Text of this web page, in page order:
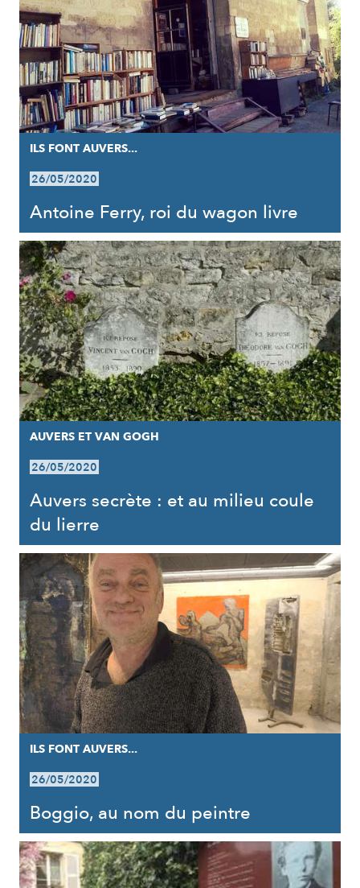
ILS FONT AUVERS...
26/05/2020
Antoine Ferry, roi du wagon livre
AUVERS ET VAN GOGH
26/05/2020
Auvers secrète : et au milieu coule
du lierre
ILS FONT AUVERS...
26/05/2020
Boggio, au nom du peintre